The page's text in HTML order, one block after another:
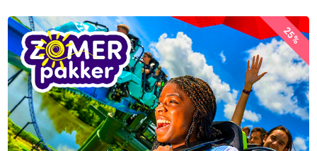
25%